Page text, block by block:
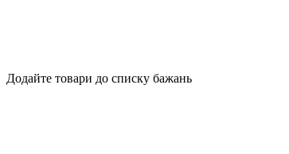
Додайте товари до списку бажань